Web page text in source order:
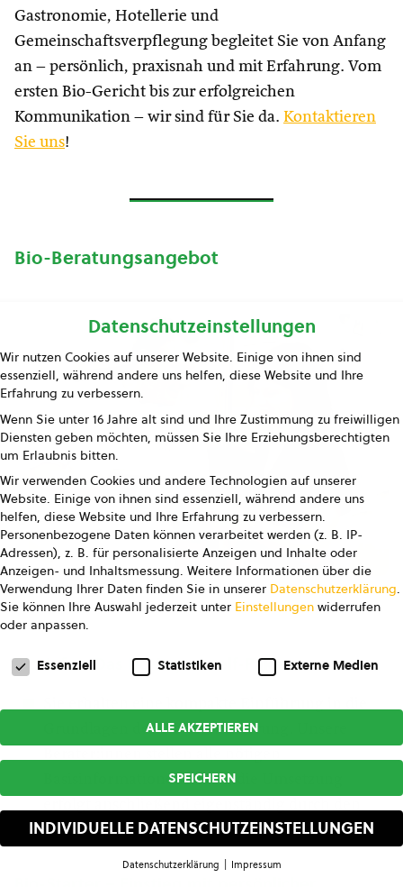
Gastronomie, Hotellerie und
Gemeinschaftsverpflegung begleitet Sie von Anfang
an – persönlich, praxisnah und mit Erfahrung. Vom
ersten Bio-Gericht bis zur erfolgreichen
Kommunikation – wir sind für Sie da. Kontaktieren
Sie uns!
Bio-Beratungsangebot
© Studio Ungefiltert
Bio-Info – Das Do-it-yourself-Paket
Grundlagen der Bio-Zertifizierung. Unsere
Basisinformationen bereit, die Umsetzung
Betrieb.
Datenschutzeinstellungen
Wir nutzen Cookies auf unserer Website. Einige von ihnen sind
essenziell, während andere uns helfen, diese Website und Ihre
Erfahrung zu verbessern.
Wenn Sie unter 16 Jahre alt sind und Ihre Zustimmung zu freiwilligen
Diensten geben möchten, müssen Sie Ihre Erziehungsberechtigten
um Erlaubnis bitten.
Wir verwenden Cookies und andere Technologien auf unserer
Website. Einige von ihnen sind essenziell, während andere uns
helfen, diese Website und Ihre Erfahrung zu verbessern.
Personenbezogene Daten können verarbeitet werden (z. B. IP-
Adressen), z. B. für personalisierte Anzeigen und Inhalte oder
Anzeigen- und Inhaltsmessung. Weitere Informationen über die
Verwendung Ihrer Daten finden Sie in unserer Datenschutzerklärung.
Sie können Ihre Auswahl jederzeit unter Einstellungen widerrufen
oder anpassen.
Datenschutzeinstellungen
Essenziell Statistiken Externe Medien
ALLE AKZEPTIEREN
SPEICHERN
INDIVIDUELLE DATENSCHUTZEINSTELLUNGEN
Datenschutzerklärung Impressum